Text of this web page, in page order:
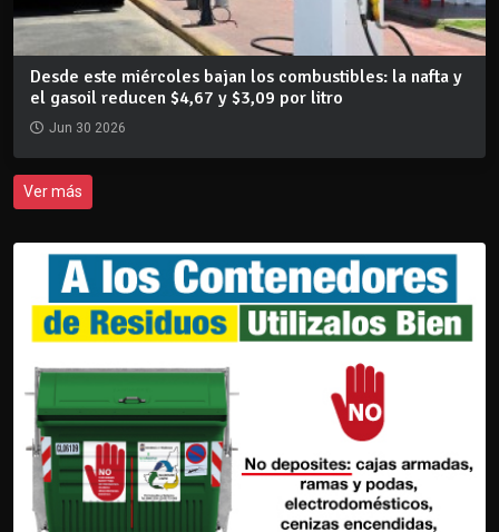
Desde este miércoles bajan los combustibles: la nafta y
el gasoil reducen $4,67 y $3,09 por litro
Jun 30 2026
Ver más